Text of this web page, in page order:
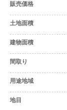
販売価格
土地面積
建物面積
間取り
用途地域
地目